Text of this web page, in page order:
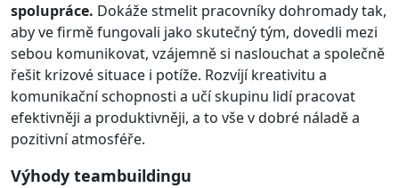
spolupráce. Dokáže stmelit pracovníky dohromady tak,
aby ve firmě fungovali jako skutečný tým, dovedli mezi
sebou komunikovat, vzájemně si naslouchat a společně
řešit krizové situace i potíže. Rozvíjí kreativitu a
komunikační schopnosti a učí skupinu lidí pracovat
efektivněji a produktivněji, a to vše v dobré náladě a
pozitivní atmosféře.
Výhody teambuildingu